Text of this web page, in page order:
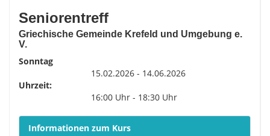
Seniorentreff
Griechische Gemeinde Krefeld und Umgebung e.
V.
Sonntag
15.02.2026 - 14.06.2026
Uhrzeit:
16:00 Uhr - 18:30 Uhr
Informationen zum Kurs